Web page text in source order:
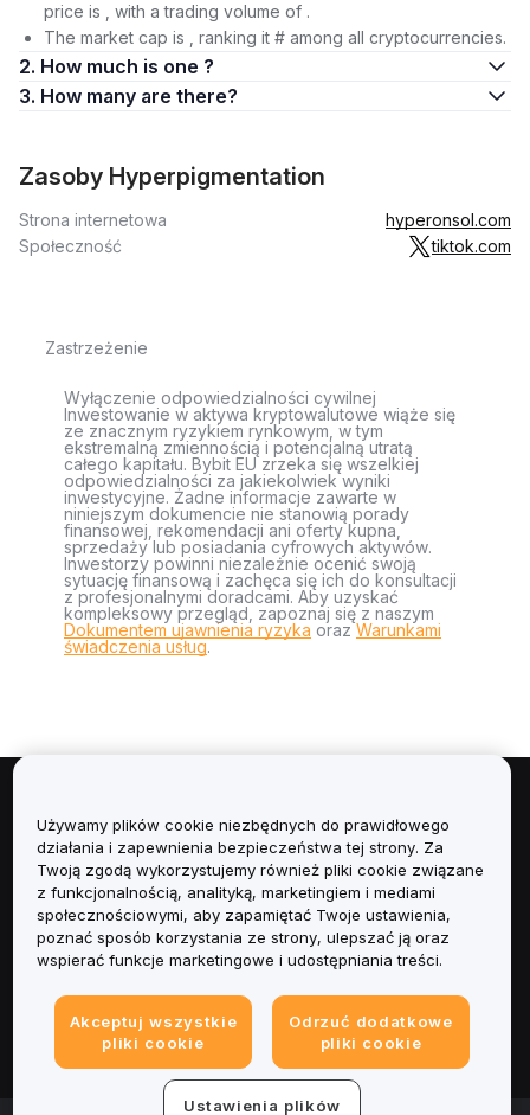
price is , with a trading volume of .
The market cap is , ranking it # among all cryptocurrencies.
2. How much is one ?
3. How many are there?
Zasoby Hyperpigmentation
Strona internetowa
hyperonsol.com
Społeczność
tiktok.com
Zastrzeżenie
Wyłączenie odpowiedzialności cywilnej
Inwestowanie w aktywa kryptowalutowe wiąże się
ze znacznym ryzykiem rynkowym, w tym
ekstremalną zmiennością i potencjalną utratą
całego kapitału. Bybit EU zrzeka się wszelkiej
odpowiedzialności za jakiekolwiek wyniki
inwestycyjne. Żadne informacje zawarte w
niniejszym dokumencie nie stanowią porady
finansowej, rekomendacji ani oferty kupna,
sprzedaży lub posiadania cyfrowych aktywów.
Inwestorzy powinni niezależnie ocenić swoją
sytuację finansową i zachęca się ich do konsultacji
z profesjonalnymi doradcami. Aby uzyskać
kompleksowy przegląd, zapoznaj się z naszym
Dokumentem ujawnienia ryzyka orazWarunkami
świadczenia usług.
Informacje
Usługi
Obsługa Klienta
Informacje prawne
Używamy plików cookie niezbędnych do prawidłowego
działania i zapewnienia bezpieczeństwa tej strony. Za
Twoją zgodą wykorzystujemy również pliki cookie związane
z funkcjonalnością, analityką, marketingiem i mediami
społecznościowymi, aby zapamiętać Twoje ustawienia,
poznać sposób korzystania ze strony, ulepszać ją oraz
wspierać funkcje marketingowe i udostępniania treści.
Akceptuj wszystkie
pliki cookie
Odrzuć dodatkowe
pliki cookie
Ustawienia plików